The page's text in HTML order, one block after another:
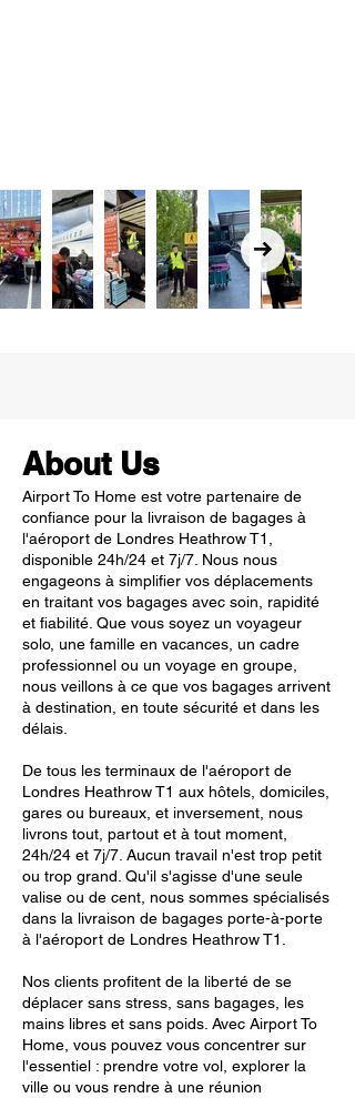
About Us
Airport To Home est votre partenaire de
confiance pour la livraison de bagages à
l'aéroport de Londres Heathrow T1,
disponible 24h/24 et 7j/7. Nous nous
engageons à simplifier vos déplacements
en traitant vos bagages avec soin, rapidité
et fiabilité. Que vous soyez un voyageur
solo, une famille en vacances, un cadre
professionnel ou un voyage en groupe,
nous veillons à ce que vos bagages arrivent
à destination, en toute sécurité et dans les
délais.
De tous les terminaux de l'aéroport de
Londres Heathrow T1 aux hôtels, domiciles,
gares ou bureaux, et inversement, nous
livrons tout, partout et à tout moment,
24h/24 et 7j/7. Aucun travail n'est trop petit
ou trop grand. Qu'il s'agisse d'une seule
valise ou de cent, nous sommes spécialisés
dans la livraison de bagages porte-à-porte
à l'aéroport de Londres Heathrow T1.
Nos clients profitent de la liberté de se
déplacer sans stress, sans bagages, les
mains libres et sans poids. Avec Airport To
Home, vous pouvez vous concentrer sur
l'essentiel : prendre votre vol, explorer la
ville ou vous rendre à une réunion